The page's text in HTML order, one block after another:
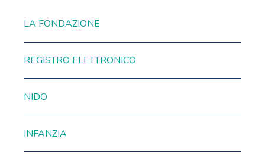
LA FONDAZIONE
REGISTRO ELETTRONICO
NIDO
INFANZIA